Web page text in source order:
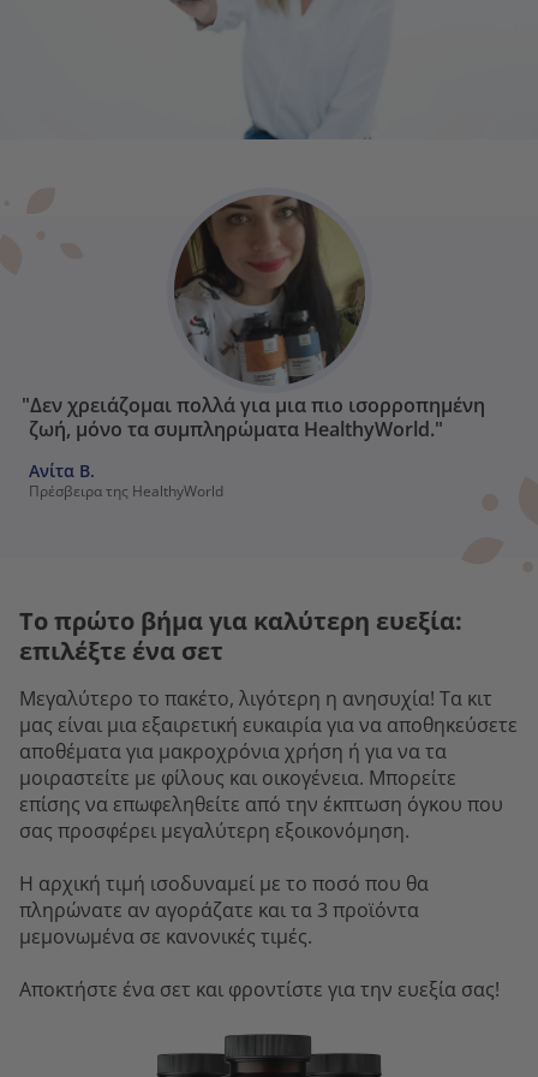
"Δεν χρειάζομαι πολλά για μια πιο ισορροπημένη
ζωή, μόνο τα συμπληρώματα HealthyWorld."
Ανίτα Β.
Πρέσβειρα της HealthyWorld
Το πρώτο βήμα για καλύτερη ευεξία:
επιλέξτε ένα σετ
Μεγαλύτερο το πακέτο, λιγότερη η ανησυχία! Τα κιτ
μας είναι μια εξαιρετική ευκαιρία για να αποθηκεύσετε
αποθέματα για μακροχρόνια χρήση ή για να τα
μοιραστείτε με φίλους και οικογένεια. Μπορείτε
επίσης να επωφεληθείτε από την έκπτωση όγκου που
σας προσφέρει μεγαλύτερη εξοικονόμηση.
Η αρχική τιμή ισοδυναμεί με το ποσό που θα
πληρώνατε αν αγοράζατε και τα 3 προϊόντα
μεμονωμένα σε κανονικές τιμές.
Αποκτήστε ένα σετ και φροντίστε για την ευεξία σας!